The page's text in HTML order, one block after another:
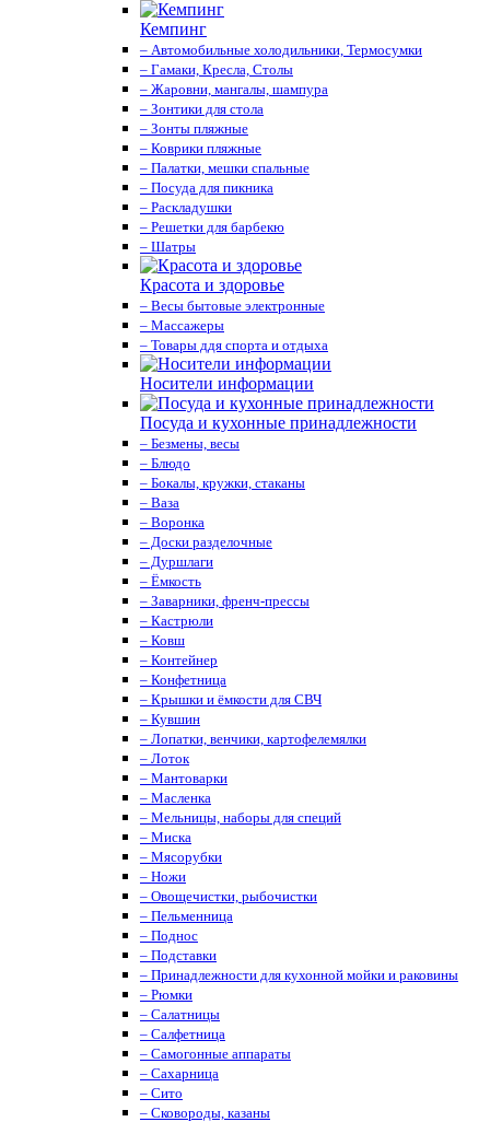
Кемпинг
– Автомобильные холодильники, Термосумки
– Гамаки, Кресла, Столы
– Жаровни, мангалы, шампура
– Зонтики для стола
– Зонты пляжные
– Коврики пляжные
– Палатки, мешки спальные
– Посуда для пикника
– Раскладушки
– Решетки для барбекю
– Шатры
Красота и здоровье
– Весы бытовые электронные
– Массажеры
– Товары ддя спорта и отдыха
Носители информации
Посуда и кухонные принадлежности
– Безмены, весы
– Блюдо
– Бокалы, кружки, стаканы
– Ваза
– Воронка
– Доски разделочные
– Дуршлаги
– Ёмкость
– Заварники, френч-прессы
– Кастрюли
– Ковш
– Контейнер
– Конфетница
– Крышки и ёмкости для СВЧ
– Кувшин
– Лопатки, венчики, картофелемялки
– Лоток
– Мантоварки
– Масленка
– Мельницы, наборы для специй
– Миска
– Мясорубки
– Ножи
– Овощечистки, рыбочистки
– Пельменница
– Поднос
– Подставки
– Принадлежности для кухонной мойки и раковины
– Рюмки
– Салатницы
– Салфетница
– Самогонные аппараты
– Сахарница
– Сито
– Сковороды, казаны